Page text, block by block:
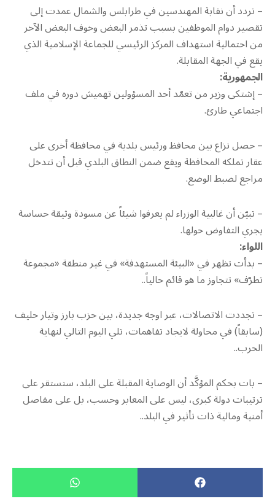
– تردد أن نقابة المهندسين في طرابلس والشمال عمدت إلى
تقصير دوام الموظفين بسبب تذمر البعض وخوف البعض الآخر
من احتمالية استهداف المركز الرئيسي للجماعة الإسلامية الذي
يقع في الجهة المقابلة.
الجمهورية:
– إشتكى وزير من تعمّد أحد المسؤولين تهميش دوره في ملف
اجتماعي طارئ.
– حصل نزاع بين محافظ ورئيس بلدية في محافظة أخرى على
عقار تملكه المحافظة ويقع ضمن النطاق البلدي قبل أن تتدخل
مراجع لضبط الوضع.
– تبيّن أن غالبية الوزراء لم يعرفوا شيئاً عن مسودة وثيقة حساسة
يجري التفاوض حولها.
اللواء:
– بدأت تظهر في «البيئة المستهدفة» في غير منطقة «مجموعة
تطرّف» تتجاوز ما هو قائم حالياً..
– تجددت الاتصالات، عبر اوجه جديدة، بين حزب بارز وتيار حليف
(سابقاً) في محاولة لايجاد تفاهمات، تلي اليوم التالي لنهاية
الحرب..
– بات بحكم المؤكَّد أن الوصاية المقبلة على البلد، ستستقر على
ترتيبات دولة كبرى، ليس على المعابر وحسب، بل على مفاصل
أمنية ومالية ذات تأثير في البلد..